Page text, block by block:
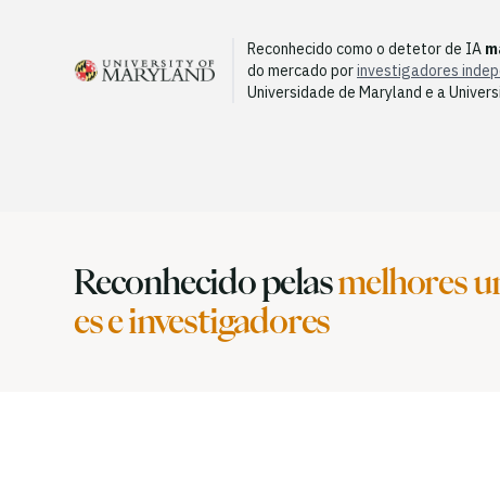
Reconhecido como o detetor de IA
do mercado porinvestigadores
Universidade de Maryland e a
Reconhecido pelasmelhores
es e investigadores